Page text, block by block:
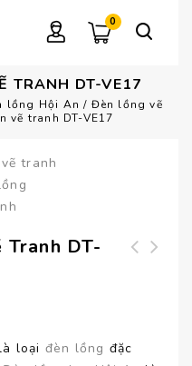
0
TRANH DT-VE17
lồng Hội An / Đèn lồng vẽ
vẽ tranh DT-VE17
DT-
loại đèn lồng đặc